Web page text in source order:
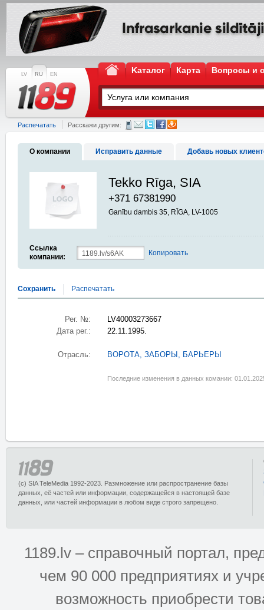
LV RU EN Kаталог Карта Вопросы и
Распечатать Расскажи другим:
О компании Исправить данные Добавь новых
Tekko Rīga, SIA
+371 67381990
Ganību dambis 35, RĪGA, LV-1005
Ссылка
компании:
Копировать
Сохранить Распечатать
Рег. №:
LV40003273667
Дата рег.:
22.11.1995.
Отрасль: ВОРОТА, ЗАБОРЫ, БАРЬЕРЫ
Последние изменения в данных комании:
(c) SIA TeleMedia 1992-2023. Размножение или распространение базы
данных, её частей или информации, содержащейся в настоящей базе
данных, или частей информации в любом виде строго запрещено.
1189.lv – справочный портал,
чем 90 000 предприятиях и
возможность приобрести